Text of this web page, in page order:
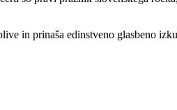
in prinaša edinstveno glasbeno